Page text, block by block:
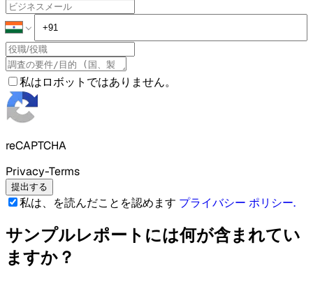
私はロボットではありません。
reCAPTCHA
Privacy-Terms
提出する
私は、を読んだことを認めます プライバシー ポリシー.
サンプルレポートには何が含まれてい
ますか？